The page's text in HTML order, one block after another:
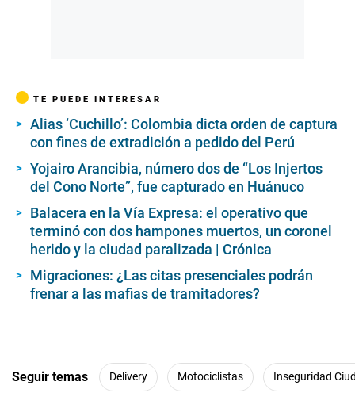
TE PUEDE INTERESAR
Alias ‘Cuchillo’: Colombia dicta orden de captura
con fines de extradición a pedido del Perú
Yojairo Arancibia, número dos de “Los Injertos
del Cono Norte”, fue capturado en Huánuco
Balacera en la Vía Expresa: el operativo que
terminó con dos hampones muertos, un coronel
herido y la ciudad paralizada | Crónica
Migraciones: ¿Las citas presenciales podrán
frenar a las mafias de tramitadores?
Seguir temas Delivery Motociclistas Inseguridad